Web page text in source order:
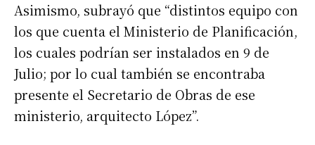
Asimismo, subrayó que “distintos equipo con
los que cuenta el Ministerio de Planificación,
los cuales podrían ser instalados en 9 de
Julio; por lo cual también se encontraba
presente el Secretario de Obras de ese
ministerio, arquitecto López”.